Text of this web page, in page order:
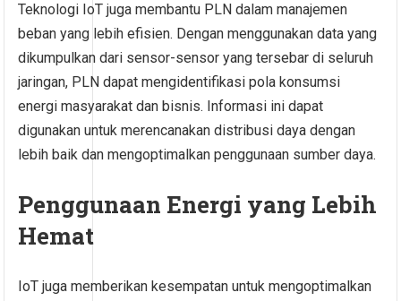
Teknologi IoT juga membantu PLN dalam manajemen
beban yang lebih efisien. Dengan menggunakan data yang
dikumpulkan dari sensor-sensor yang tersebar di seluruh
jaringan, PLN dapat mengidentifikasi pola konsumsi
energi masyarakat dan bisnis. Informasi ini dapat
digunakan untuk merencanakan distribusi daya dengan
lebih baik dan mengoptimalkan penggunaan sumber daya.
Penggunaan Energi yang Lebih
Hemat
IoT juga memberikan kesempatan untuk mengoptimalkan